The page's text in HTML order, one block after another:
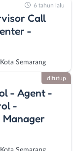
Call
-
Kota Semarang
6 tahun lalu
- Agent -
-
ditutup